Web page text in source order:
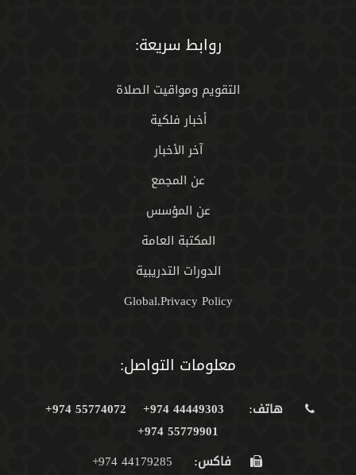
روابط سريعة:
التقويم ومواقيت الصلاة
أخبار فلكية
آخر الأخبار
عن المجمع
عن المؤسس
المكتبة العامة
الدورات التدريبية
Global.Privacy Policy
معلومات التواصل:
هاتف: 44449303 974+
55774072 974+
55779901 974+
فاكس: